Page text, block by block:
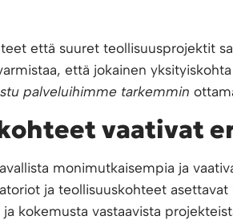
että suuret teollisuusprojektit
että jokainen
palveluihimme tarkemmin
vaativat
monimutkaisempia ja
ja teollisuuskohteet
kokemusta vastaavista